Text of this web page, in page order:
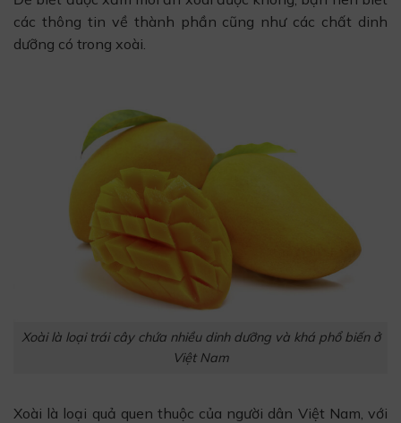
các thông tin về thành phần cũng như các chất dinh
dưỡng có trong xoài.
Xoài là loại trái cây chứa nhiều dinh dưỡng và khá phổ biến ở
Việt Nam
Xoài là loại quả quen thuộc của người dân Việt Nam, với